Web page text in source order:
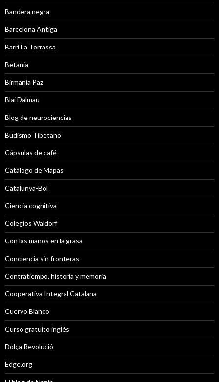
Bandera negra
Barcelona Antiga
Barri La Torrassa
Betania
Birmania Paz
Blai Dalmau
Blog de neurociencias
Budismo Tibetano
Cápsulas de café
Catálogo de Mapas
Catalunya-Bol
Ciencia cognitiva
Colegios Waldorf
Con las manos en la grasa
Conciencia sin fronteras
Contratiempo, historia y memoria
Cooperativa Integral Catalana
Cuervo Blanco
Curso gratuito inglés
Dolça Revolució
Edge.org